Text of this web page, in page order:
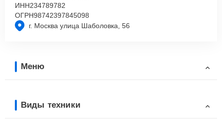
г. Москва улица Шаболовка, 56
ИНН234789782
ОГРН98742397845098
Меню
Виды техники